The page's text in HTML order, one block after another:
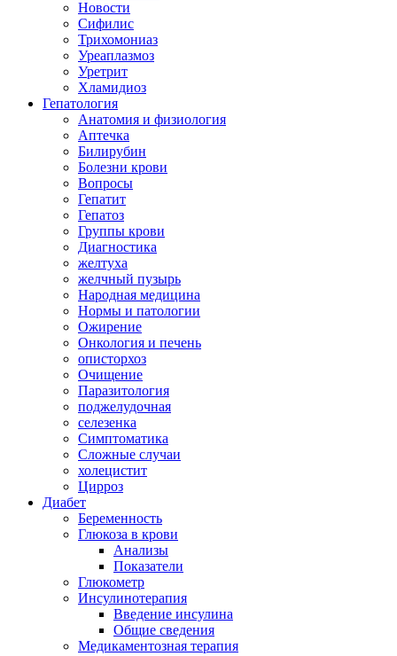
Новости
Сифилис
Трихомониаз
Уреаплазмоз
Уретрит
Хламидиоз
Гепатология
Анатомия и физиология
Аптечка
Билирубин
Болезни крови
Вопросы
Гепатит
Гепатоз
Группы крови
Диагностика
желтуха
желчный пузырь
Народная медицина
Нормы и патологии
Ожирение
Онкология и печень
описторхоз
Очищение
Паразитология
поджелудочная
селезенка
Симптоматика
Сложные случаи
холецистит
Цирроз
Диабет
Беременность
Глюкоза в крови
Анализы
Показатели
Глюкометр
Инсулинотерапия
Введение инсулина
Общие сведения
Медикаментозная терапия